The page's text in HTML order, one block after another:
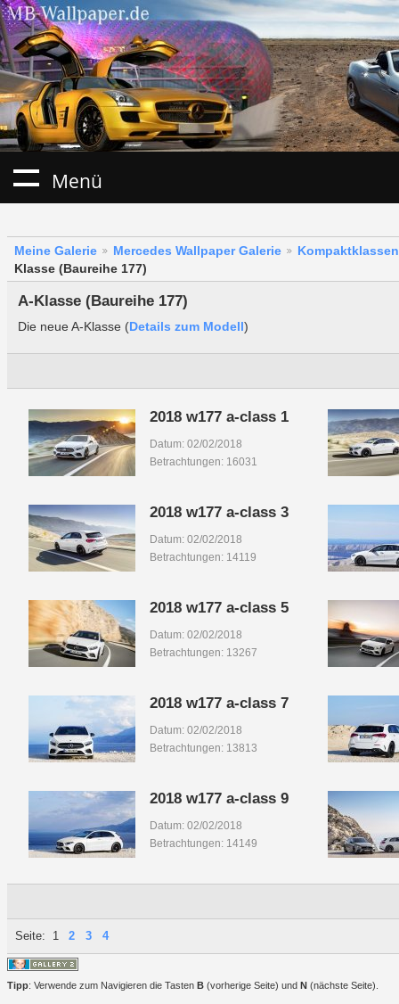
Menü
Meine Galerie Mercedes Wallpaper Galerie
Klasse (Baureihe 177)
A-Klasse (Baureihe 177)
Die neue A-Klasse (Details zum Modell)
2018 w177 a-class 1
Datum: 02/02/2018
Betrachtungen: 16031
2018 w177 a-class 3
Datum: 02/02/2018
Betrachtungen: 14119
2018 w177 a-class 5
Datum: 02/02/2018
Betrachtungen: 13267
2018 w177 a-class 7
Datum: 02/02/2018
Betrachtungen: 13813
2018 w177 a-class 9
Datum: 02/02/2018
Betrachtungen: 14149
Seite: 1 2 3 4
Tipp: Verwende zum Navigieren die Tasten B (vorherige Seite) und N (nächste Seite).